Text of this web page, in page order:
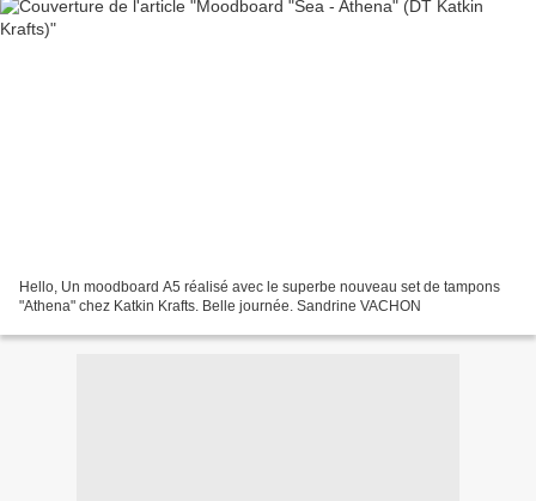
Hello, Un moodboard A5 réalisé avec le superbe nouveau set de tampons
"Athena" chez Katkin Krafts. Belle journée. Sandrine VACHON